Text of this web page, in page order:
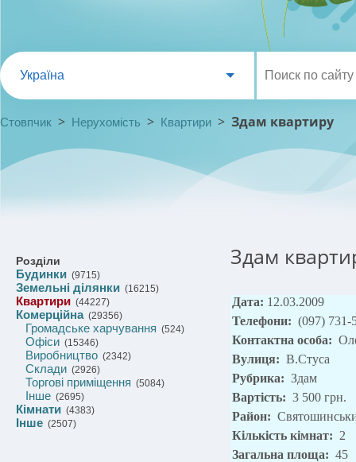
Україна
Стовпчик > Нерухомість > Квартири > Здам квартиру
Розділи
Будинки (9715)
Земельні ділянки (16215)
Квартири (44227)
Комерційна(29356)
Громадське харчування (524)
Офіси (15346)
Виробництво (2342)
Склади (2926)
Торгові приміщення (5084)
Інше (2695)
Кімнати (4383)
Інше (2507)
Здам
Дата: 12.03.2009
Телефони: (097) 731-
Контактна особа:
Вулиця: В.Стуса
Рубрика: Здам
Вартість: 3 500 грн.
Район:
Кількість кімнат: 2
Загальна площа: 45